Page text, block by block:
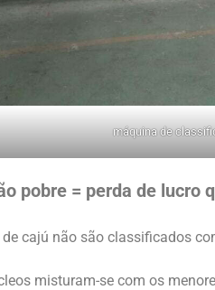
máquina de
pobre = perda de lucro
cajú não são classificados
misturam-se com os